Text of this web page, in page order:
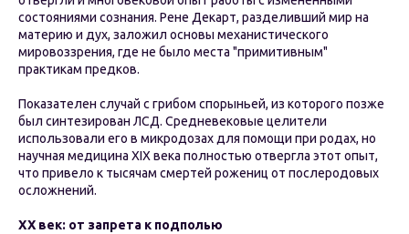
состояниями сознания. Рене Декарт, разделивший мир на
материю и дух, заложил основы механистического
мировоззрения, где не было места "примитивным"
практикам предков.
Показателен случай с грибом спорыньей, из которого позже
был синтезирован ЛСД. Средневековые целители
использовали его в микродозах для помощи при родах, но
научная медицина XIX века полностью отвергла этот опыт,
что привело к тысячам смертей рожениц от послеродовых
осложнений.
XX век: от запрета к подполью